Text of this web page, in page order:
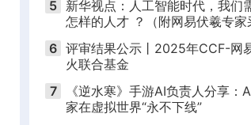
5 新华视点：人工智能时代，我们
怎样的人才 ？（附网易伏羲专家
6 评审结果公示丨2025年CCF-网
火联合基金
7
《逆水寒》手游AI负责人分享：
家在虚拟世界“永不下线”